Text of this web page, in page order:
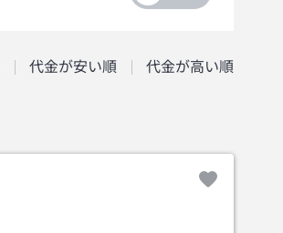
代金が安い順 代金が高い順